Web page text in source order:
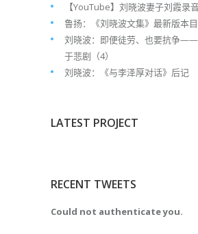
【YouTube】刘晓波妻子刘霞录
鲁扬：《刘晓波文集》最新版本目
刘晓波：即便徒劳、也要抗争
于悲剧（4）
刘晓波：《与李泽厚对话》后记
LATEST PROJECT
RECENT TWEETS
Could not authenticate you.